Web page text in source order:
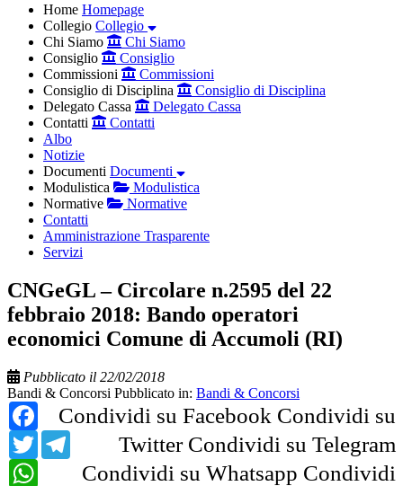
Home Homepage
Collegio Collegio
Chi Siamo
Chi Siamo
Consiglio
Consiglio
Commissioni
Commissioni
Consiglio di Disciplina
Consiglio di Disciplina
Delegato Cassa
Delegato Cassa
Contatti
Contatti
Albo
Notizie
Documenti Documenti
Modulistica
Modulistica
Normative
Normative
Contatti
Amministrazione Trasparente
Servizi
CNGeGL – Circolare n.2595 del 22
febbraio 2018: Bando operatori
economici Comune di Accumoli (RI)
Pubblicato il 22/02/2018
Bandi & Concorsi Pubblicato in: Bandi & Concorsi
Condividi su Facebook
Facebook
Condividi su
Twitter
Twitter Condividi su Telegram
Telegram
Condividi su Whatsapp
WhatsApp
Condividi